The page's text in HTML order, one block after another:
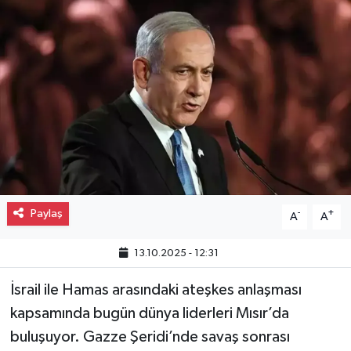
Paylaş A- A+
13.10.2025 - 12:31
İsrail ile Hamas arasındaki ateşkes anlaşması
kapsamında bugün dünya liderleri Mısır’da
buluşuyor. Gazze Şeridi’nde savaş sonrası
Gayrimenkul